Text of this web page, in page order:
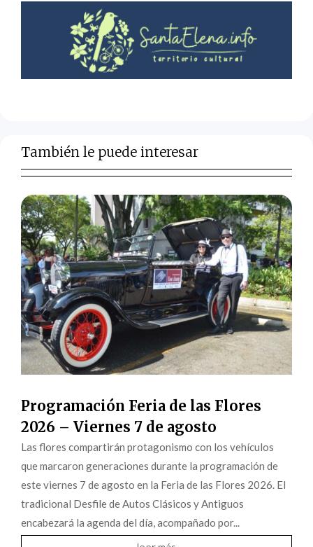
También le puede interesar
Programación Feria de las Flores
2026 – Viernes 7 de agosto
Las flores compartirán protagonismo con los vehículos
que marcaron generaciones durante la programación de
este viernes 7 de agosto en la Feria de las Flores 2026. El
tradicional Desfile de Autos Clásicos y Antiguos
encabezará la agenda del día, acompañado por...